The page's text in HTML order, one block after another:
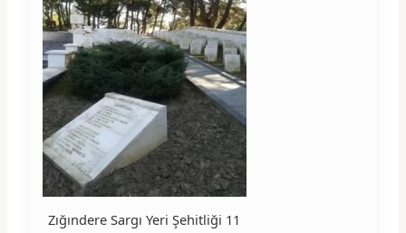
Zığındere Sargı Yeri Şehitliği 11